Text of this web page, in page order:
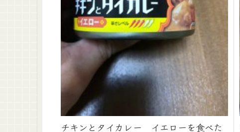
チキンとタイカレー イエローを食べた